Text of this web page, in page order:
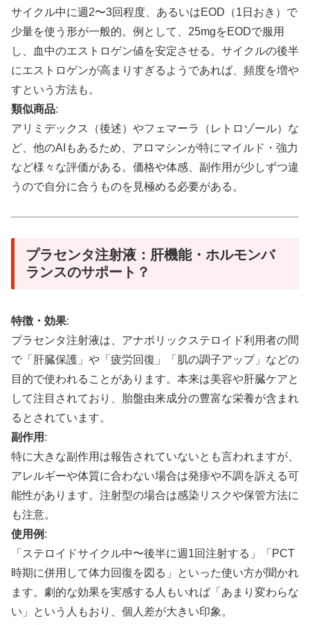
サイクル中に週2〜3回程度、あるいはEOD（1日おき）で
少量を使う形が一般的。例として、25mgをEODで服用
し、血中のエストロゲン値を安定させる。サイクルの後半
にエストロゲンが高まりすぎるようであれば、頻度を増や
すという方法も。
類似商品:
アリミデックス（後述）やフェマーラ（レトロゾール）な
ど、他のAIもあるため、アロマシンが特にマイルド・強力
など様々な評価がある。価格や体感、副作用が少しずつ違
うので自分に合うものを見極める必要がある。
プラセンタ注射液：肝機能・ホルモンバ
ランスのサポート？
特徴・効果:
プラセンタ注射液は、アナボリックステロイド利用者の間
で「肝臓保護」や「疲労回復」「肌の調子アップ」などの
目的で使われることがあります。本来は美容や肝臓ケアと
して注目されており、胎盤由来成分の豊富な栄養が含まれ
るとされています。
副作用 :
特に大きな副作用は報告されていないとも言われますが、
アレルギーや体質に合わない場合は発疹や不調を訴える可
能性があります。注射型の場合は感染リスクや保管方法に
も注意。
使用例 :
「ステロイドサイクル中〜後半に週1回注射する」「PCT
時期に併用して体力回復を図る」といった使い方が聞かれ
ます。劇的な効果を実感する人もいれば「あまり変わらな
い」という人もおり、個人差が大きい印象。